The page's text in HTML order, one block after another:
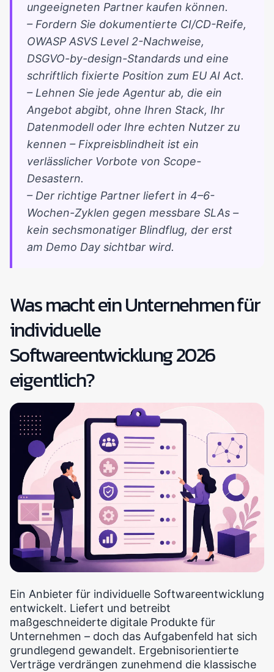
ungeeigneten Partner kaufen können.
– Fordern Sie dokumentierte CI/CD-Reife,
OWASP ASVS Level 2-Nachweise,
DSGVO-by-design-Standards und eine
schriftlich fixierte Position zum EU AI Act.
– Lehnen Sie jede Agentur ab, die ein
Angebot abgibt, ohne Ihren Stack, Ihr
Datenmodell oder Ihre echten Nutzer zu
kennen – Fixpreisblindheit ist ein
verlässlicher Vorbote von Scope-
Desastern.
– Der richtige Partner liefert in 4–6-
Wochen-Zyklen gegen messbare SLAs –
kein sechsmonatiger Blindflug, der erst
am Demo Day sichtbar wird.
Was macht ein Unternehmen für
individuelle
Softwareentwicklung 2026
eigentlich?
Ein Anbieter für individuelle Softwareentwicklung
entwickelt. Liefert und betreibt
maßgeschneiderte digitale Produkte für
Unternehmen – doch das Aufgabenfeld hat sich
grundlegend gewandelt. Ergebnisorientierte
Verträge verdrängen zunehmend die klassische